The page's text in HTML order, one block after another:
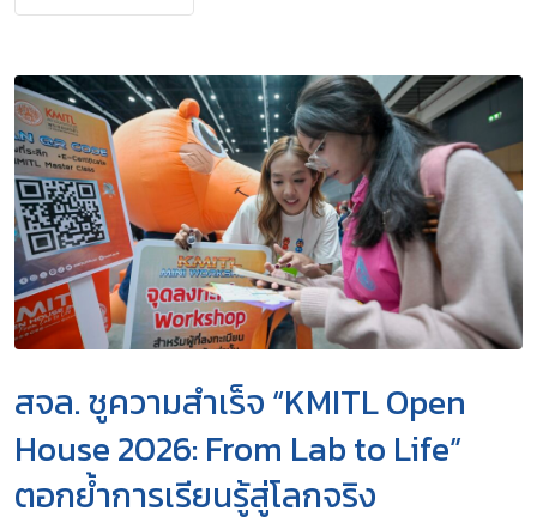
สจล. ชูความสำเร็จ “KMITL Open
House 2026: From Lab to Life”
ตอกย้ำการเรียนรู้สู่โลกจริง